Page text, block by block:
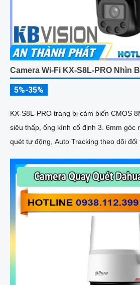
Camera Wi-Fi KX-S8L-PRO Nhìn
5%-35%
KX-S8L-PRO trang bị cảm biến CMOS
siêu thấp, ống kính cố định 3. 6mm góc
quét tự động, Auto Tracking theo dõi đối